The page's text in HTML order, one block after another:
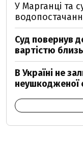
У Марганці та
Суд повернув
вартістю
В Україні не
неушкодженої